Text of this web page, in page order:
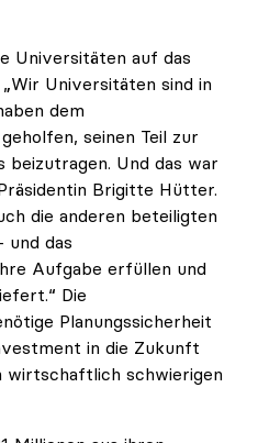
Universitäten auf das
Universitäten sind in
dem
seinen Teil zur
beizutragen. Und das war
Brigitte Hütter.
die anderen beteiligten
und das
Aufgabe erfüllen und
Die
Planungssicherheit
in die Zukunft
wirtschaftlich schwierigen